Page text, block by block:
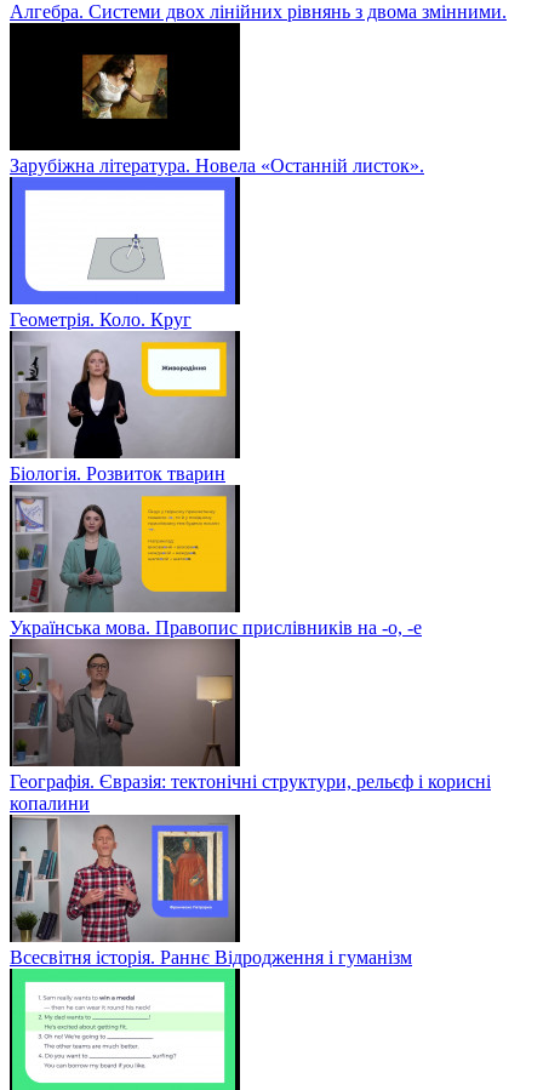
Алгебра. Системи двох лінійних рівнянь з двома змінними.
Зарубіжна література. Новела «Останній листок».
Геометрія. Коло. Круг
Біологія. Розвиток тварин
Українська мова. Правопис прислівників на -о, -е
Географія. Євразія: тектонічні структури, рельєф і корисні
копалини
Всесвітня історія. Раннє Відродження і гуманізм